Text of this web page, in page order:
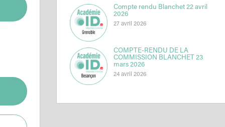
Compte rendu Blanchet 22 avril
2026
27 avril 2026
COMPTE-RENDU DE LA
COMMISSION BLANCHET 23
mars 2026
24 avril 2026